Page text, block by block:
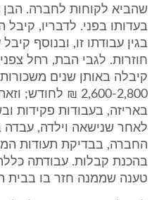
שהביא לקוחות לחברה.
בעדותו בפני. לדבריו,
בגין עבודתו זו, ובנוסף
חוזרות. לגבי הבת, רחל
קיבלה באותן שנים
2,600-2,800 ₪
באריזה, בעבודות פקידות
לאחר שנישאה וילדה, עבדה
החברה, בבדיקת תעודות
בהכנת קבלות. עבודתה
טענה שממנה חזר בו בבית